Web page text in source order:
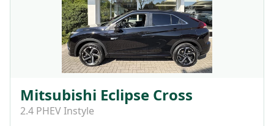
Mitsubishi Eclipse Cross
2.4 PHEV Instyle